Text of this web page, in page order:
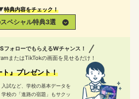
特典内容をチェック！
ペシャル特典3選
フォローでもらえるWチャンス！
またはTikTokの画面を見せるだけ！
』プレゼント！
試など、学校の基本データを
学校の「進路の宿題」もサクッ